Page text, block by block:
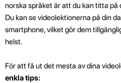
norska språket är att du kan titta på
Du kan se videolektionerna på din
smartphone, vilket gör dem
helst.
För att få ut det mesta av dina
enkla tips: